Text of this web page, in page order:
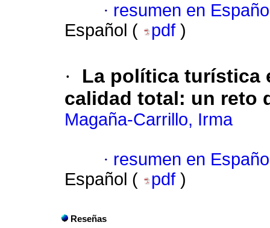
· resumen en
Español (
pdf )
·
La política turística
calidad total: un reto
Magaña-Carrillo, Irma
· resumen en
Español (
pdf )
Reseñas